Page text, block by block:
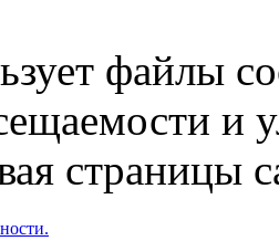
файлы
и
страницы